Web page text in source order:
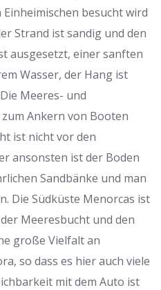
besucht wird
Strand ist sandig und den
ausgesetzt, einer sanften
Wasser, der Hang ist
Die Meeres- und
Ankern von Booten
ist nicht vor den
ansonsten ist der Boden
Sandbänke und man
Die Südküste Menorcas ist
Meeresbucht und den
große Vielfalt an
so dass es hier auch viele
mit dem Auto ist